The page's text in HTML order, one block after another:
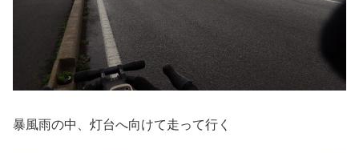
暴風雨の中、灯台へ向けて走って行く